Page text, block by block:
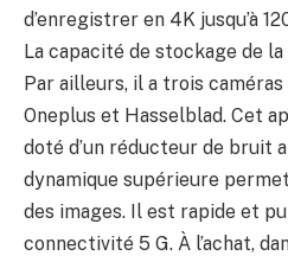
d’enregistrer en 4K jusqu’à
La capacité de stockage de
Par ailleurs, il a trois
Oneplus et Hasselblad. Cet
doté d’un réducteur de bruit
dynamique supérieure
des images. Il est rapide et
connectivité 5 G. À l’achat,